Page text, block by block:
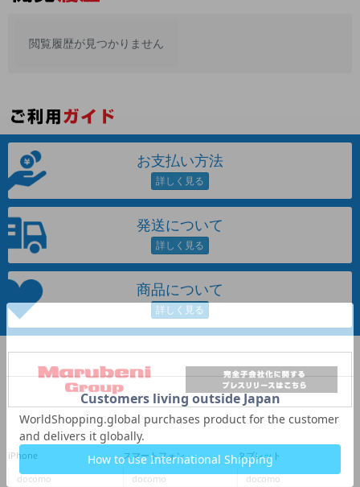
閲覧履歴が見つかりません
お支払い方法
発送について
商品について
iPhone
docomo
スマートフォン
docomo
タブレット
docomo
CPU
CPUの絞り込み
OS
OSの絞り込み
容量
~
モニタサイズ
~
価格
円 ～ 円